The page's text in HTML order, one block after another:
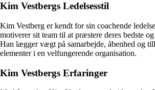
Kim Vestbergs Ledelsesstil
Kim Vestberg er kendt for sin coachende
motiverer sit team til at præstere deres bedste
Han lægger vægt på samarbejde, åbenhed og
elementer i en velfungerende organisation.
Kim Vestbergs Erfaringer